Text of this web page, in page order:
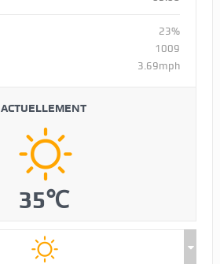
23%
1009
3.69mph
ACTUELLEMENT
35℃